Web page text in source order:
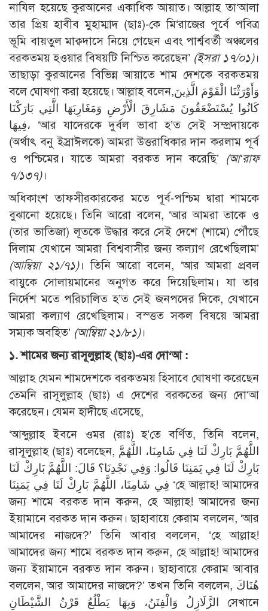
নাযিল হয়েছে কুরআনের একাধিক আয়াত। আল্লাহ তা‘আলা
তার প্রিয় হাবীব মুহাম্মাদ (ছাঃ)-কে মি‘রাজের পূর্বে পবিত্র
ভূমি বায়তুল মাক্বদাসে নিয়ে গেছেন এবং পার্শ্ববর্তী অঞ্চলের
বরকতময় হওয়ার বিষয়টি নিশ্চিত করেছেন’ (ইসরা ১৭/০১)।
তাছাড়া কুরআনের বিভিন্ন আয়াতে শাম দেশকে বরকতময়
বলে ঘোষণা করা হয়েছে। আল্লাহ বলেন,وَأَوْرَثْنَا الْقَوْمَ الَّذِينَ
كَانُوا يُسْتَضْعَفُونَ مَشَارِقَ الْأَرْضِ وَمَغَارِبَهَا الَّتِي بَارَكْنَا
فِيهَا، ‘আর যাদেরকে দুর্বল ভাবা হ’ত সেই সম্প্রদায়কে
(অর্থাৎ বনু ইস্রাঈলকে) আমরা উত্তরাধিকার দান করলাম পূর্ব
ও পশ্চিমের। যাতে আমরা বরকত দান করেছি’ (আ‘রাফ
৭/১৩৭)।
অধিকাংশ তাফসীরকারকের মতে পূর্ব-পশ্চিম দ্বারা শামকে
বুঝানো হয়েছে। তিনি আরো বলেন, ‘আর আমরা তাকে ও
(তার ভাতিজা) লূতকে উদ্ধার করে সেই দেশে (শামে) পৌঁছে
দিলাম যেখানে আমরা বিশ্ববাসীর জন্য কল্যাণ রেখেছিলাম’
(আম্বিয়া ২১/৭১)। তিনি আরো বলেন, ‘আর আমরা প্রবল
বায়ুকে সোলায়মানের অনুগত করে দিয়েছিলাম। যা তার
নির্দেশ মতে পরিচালিত হ’ত সেই জনপদের দিকে, যেখানে
আমরা কল্যাণ রেখেছিলাম। বস্ত্তত সকল বিষয়ে আমরা
সম্যক অবহিত’ (আম্বিয়া ২১/৮১)।
১. শামেরজন্যরাসূলুল্লাহ (ছাঃ)-এর দো‘আ :
আল্লাহ যেমন শামদেশকে বরকতময় হিসাবে ঘোষণা করেছেন
তেমনি রাসূলুল্লাহ (ছাঃ) এ দেশের বরকতের জন্য দো‘আ
করেছেন। যেমন হাদীছে এসেছে,
‘আব্দুল্লাহ ইবনে ওমর (রাঃ) হ’তে বর্ণিত, তিনি বলেন,
রাসূলুল্লাহ (ছাঃ) বলেছেন, اللَّهُمَّ بَارِكْ لَنَا فِي شَامِنَا، اللَّهُمَّ
بَارِكْ لَنَا فِي يَمَنِنَا قَالُوا: وَفِي نَجْدِنَا؟ قَالَ: اللَّهُمَّ بَارِكْ لَنَا
فِي شَامِنَا، اللَّهُمَّ بَارِكْ لَنَا فِي يَمَنِنَا ‘হে আল্লাহ! আমাদের
জন্য শামে বরকত দান করুন, হে আল্লাহ! আমাদের জন্য
ইয়ামানে বরকত দান করুন। ছাহাবায়ে কেরাম বললেন, ‘আর
আমাদের নাজদে?’ তিনি আবার বললেন, ‘হে আল্লাহ!
আমাদের জন্য শামে বরকত দান করুন, হে আল্লাহ! আমাদের
জন্য ইয়ামানে বরকত দান করুন। ছাহাবায়ে কেরাম আবার
বললেন, আর আমাদের নাজদে?’ তখন তিনি বললেন, هُنَاكَ
الزَّلَازِلُ وَالْفِتَنُ، وَبِهَا يَطْلُعُ قَرْنُ الشَّيْطَانِ সেখানে